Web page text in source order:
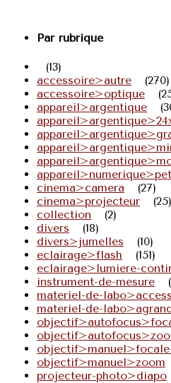
Par rubrique
(13)
accessoire>autre
(270)
accessoire>optique
appareil>argentique
cinema>camera
(27)
cinema>projecteur
(25)
collection
(2)
divers
(18)
divers>jumelles
(10)
eclairage>flash
(151)
eclairage>lumiere-
instrument-de-mesure
materiel-de-
materiel-de-
objectif>manuel>zoom
projecteur-photo>diapo